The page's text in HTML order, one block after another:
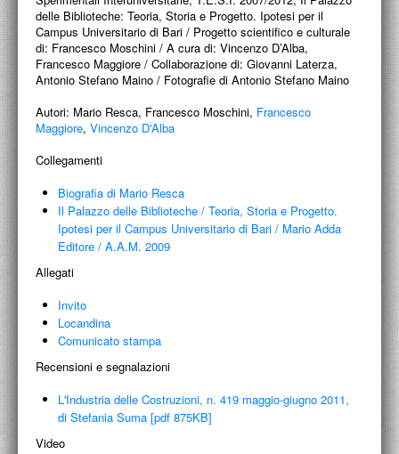
delle Biblioteche: Teoria, Storia e Progetto. Ipotesi per il
Campus Universitario di Bari / Progetto scientifico e culturale
di: Francesco Moschini / A cura di: Vincenzo D’Alba,
Francesco Maggiore / Collaborazione di: Giovanni Laterza,
Antonio Stefano Maino / Fotografie di Antonio Stefano Maino
Autori: Mario Resca, Francesco Moschini, Francesco
Maggiore, Vincenzo D'Alba
Collegamenti
Biografia di Mario Resca
Il Palazzo delle Biblioteche / Teoria, Storia e Progetto.
Ipotesi per il Campus Universitario di Bari / Mario Adda
Editore / A.A.M. 2009
Allegati
Invito
Locandina
Comunicato stampa
Recensioni e segnalazioni
L'Industria delle Costruzioni, n. 419 maggio-giugno 2011,
di Stefania Suma [pdf 875KB]
Video